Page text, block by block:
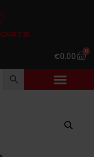
€0.00 0